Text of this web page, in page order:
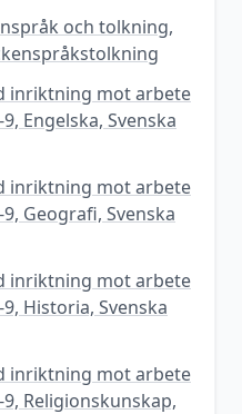
och tolkning,
inriktning mot arbete
Engelska, Svenska
inriktning mot arbete
Geografi, Svenska
inriktning mot arbete
Historia, Svenska
inriktning mot arbete
Religionskunskap,